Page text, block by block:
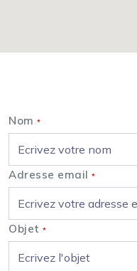
Nom *
Adresse email *
Objet *